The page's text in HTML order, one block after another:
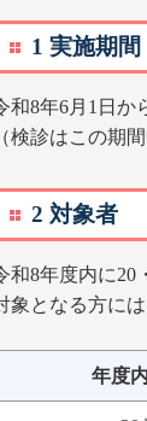
1 実施期間
和8年6月1日か
（検診はこの期
2 対象者
和8年度内に20
象となる方に
年度